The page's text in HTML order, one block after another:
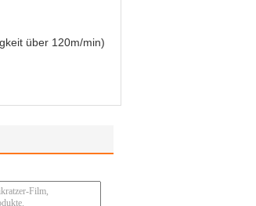
über 120m/min)